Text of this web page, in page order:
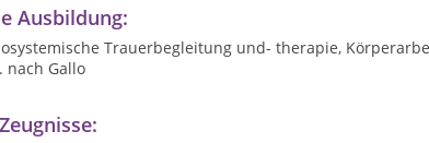
Ausbildung:
Trauerbegleitung und- therapie,
nach Gallo